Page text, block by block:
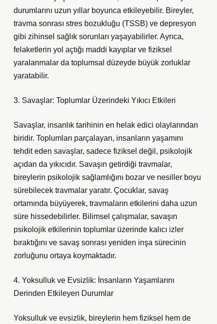
durumlarını uzun yıllar boyunca etkileyebilir. Bireyler,
travma sonrası stres bozukluğu (TSSB) ve depresyon
gibi zihinsel sağlık sorunları yaşayabilirler. Ayrıca,
felaketlerin yol açtığı maddi kayıplar ve fiziksel
yaralanmalar da toplumsal düzeyde büyük zorluklar
yaratabilir.
3. Savaşlar: Toplumlar Üzerindeki Yıkıcı Etkileri
Savaşlar, insanlık tarihinin en helak edici olaylarından
biridir. Toplumları parçalayan, insanların yaşamını
tehdit eden savaşlar, sadece fiziksel değil, psikolojik
açıdan da yıkıcıdır. Savaşın getirdiği travmalar,
bireylerin psikolojik sağlamlığını bozar ve nesiller boyu
sürebilecek travmalar yaratır. Çocuklar, savaş
ortamında büyüyerek, travmaların etkilerini daha uzun
süre hissedebilirler. Bilimsel çalışmalar, savaşın
psikolojik etkilerinin toplumlar üzerinde kalıcı izler
bıraktığını ve savaş sonrası yeniden inşa sürecinin
zorluğunu ortaya koymaktadır.
4. Yoksulluk ve Evsizlik: İnsanların Yaşamlarını
Derinden Etkileyen Durumlar
Yoksulluk ve evsizlik, bireylerin hem fiziksel hem de